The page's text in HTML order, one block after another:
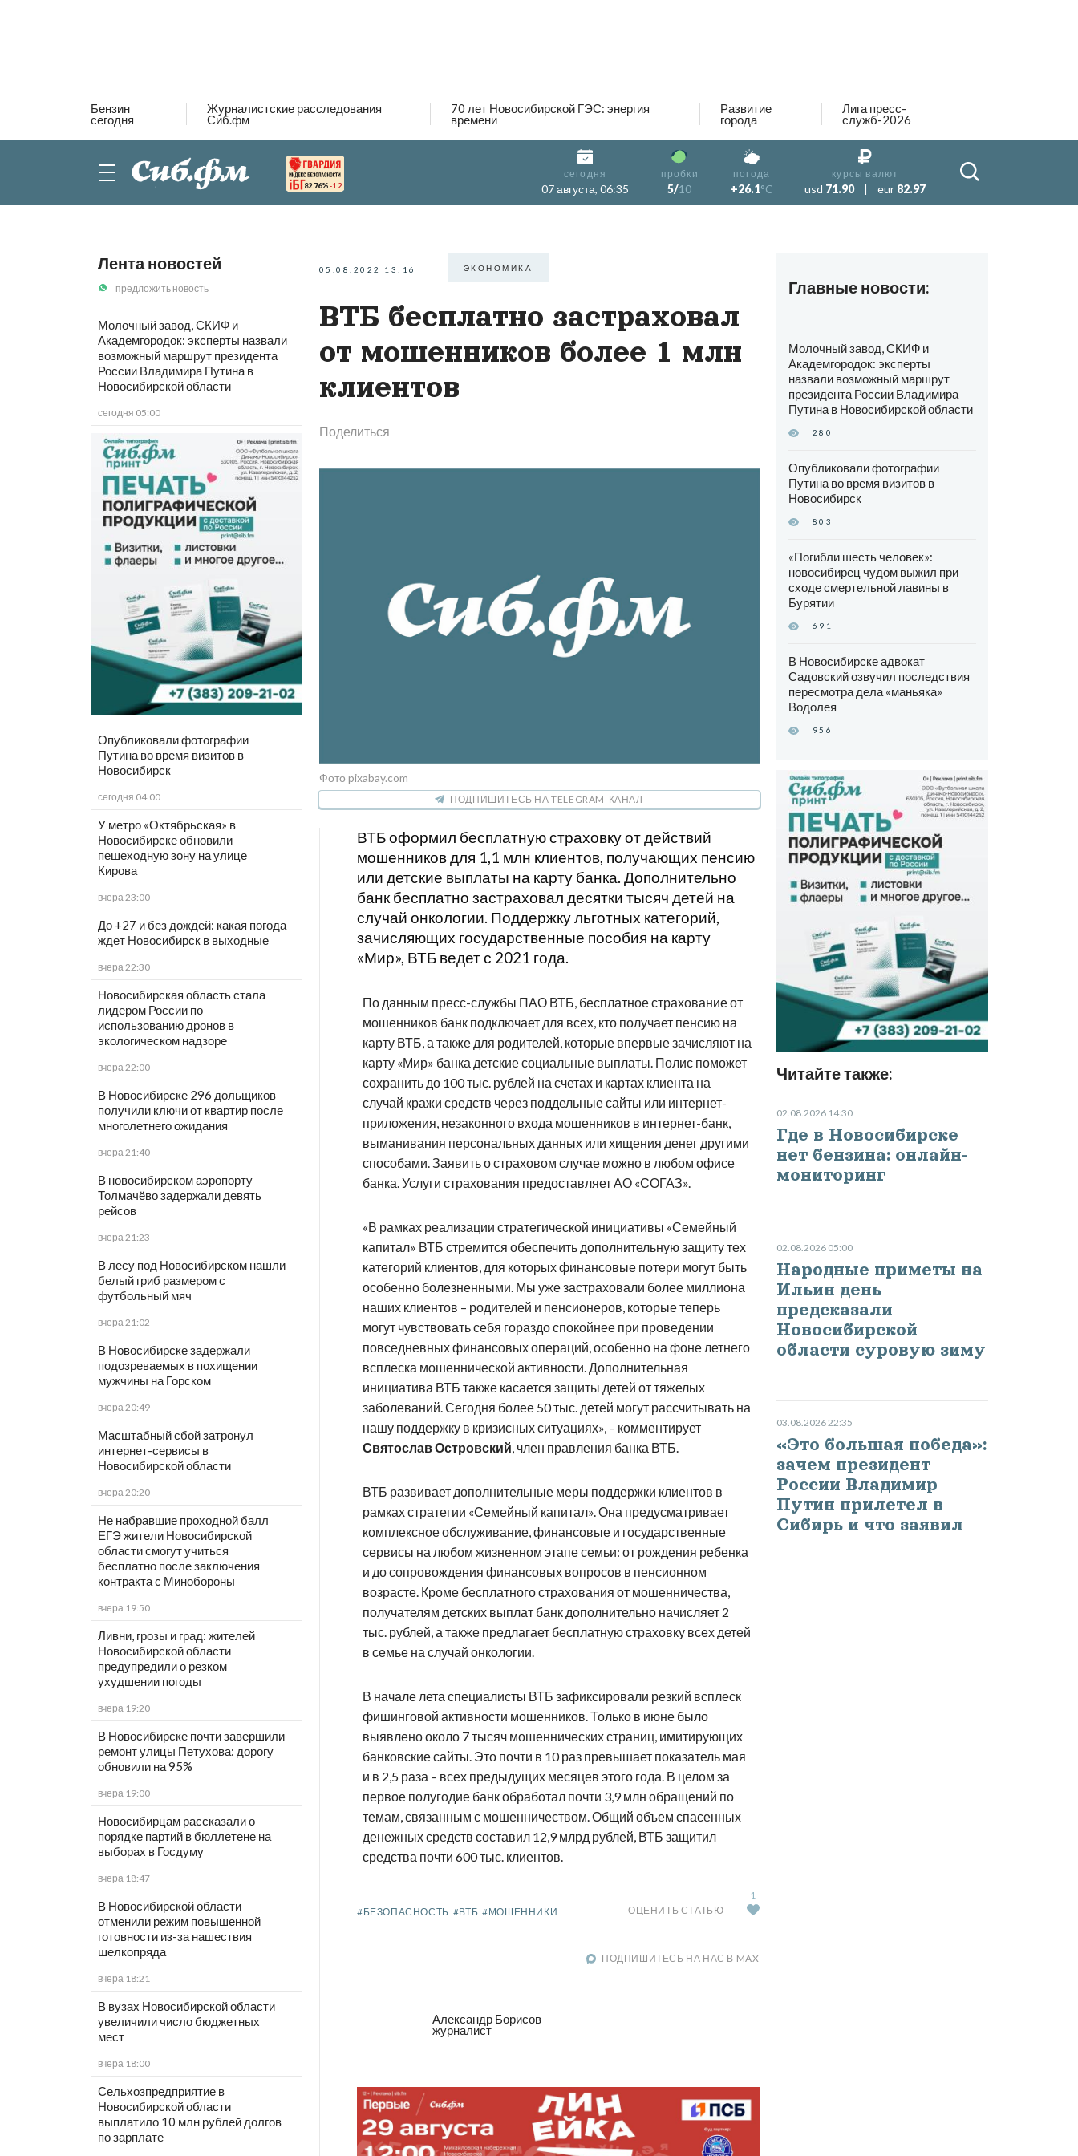
Бензин
сегодня
Журналистские расследования
Сиб.фм
70 лет Новосибирской ГЭС: энергия
времени
Развитие
города
Лига пресс-
служб-2026
82.76% -1.2
сегодня
07 августа, 06:35
пробки
5/10
погода
+26.1°C
курсы валют
usd 71.90 | eur 82.97
Лента новостей
предложить новость
Молочный завод, СКИФ и
Академгородок: эксперты назвали
возможный маршрут президента
России Владимира Путина в
Новосибирской области
сегодня 05:00
Опубликовали фотографии
Путина во время визитов в
Новосибирск
сегодня 04:00
У метро «Октябрьская» в
Новосибирске обновили
пешеходную зону на улице
Кирова
вчера 23:00
До +27 и без дождей: какая погода
ждет Новосибирск в выходные
вчера 22:30
Новосибирская область стала
лидером России по
использованию дронов в
экологическом надзоре
вчера 22:00
В Новосибирске 296 дольщиков
получили ключи от квартир после
многолетнего ожидания
вчера 21:40
В новосибирском аэропорту
Толмачёво задержали девять
рейсов
вчера 21:23
В лесу под Новосибирском нашли
белый гриб размером с
футбольный мяч
вчера 21:02
В Новосибирске задержали
подозреваемых в похищении
мужчины на Горском
вчера 20:49
Масштабный сбой затронул
интернет-сервисы в
Новосибирской области
вчера 20:20
Не набравшие проходной балл
ЕГЭ жители Новосибирской
области смогут учиться
бесплатно после заключения
контракта с Минобороны
вчера 19:50
Ливни, грозы и град: жителей
Новосибирской области
предупредили о резком
ухудшении погоды
вчера 19:20
В Новосибирске почти завершили
ремонт улицы Петухова: дорогу
обновили на 95%
вчера 19:00
Новосибирцам рассказали о
порядке партий в бюллетене на
выборах в Госдуму
вчера 18:47
В Новосибирской области
отменили режим повышенной
готовности из-за нашествия
шелкопряда
вчера 18:21
В вузах Новосибирской области
увеличили число бюджетных
мест
вчера 18:00
Сельхозпредприятие в
Новосибирской области
выплатило 10 млн рублей долгов
по зарплате
05.08.2022 13:16 ЭКОНОМИКА
ВТБ бесплатно застраховал
от мошенников более 1 млн
клиентов
Поделиться
Фото pixabay.com
ПОДПИШИТЕСЬ НА TELEGRAM-КАНАЛ
ВТБ оформил бесплатную страховку от действий
мошенников для 1,1 млн клиентов, получающих пенсию
или детские выплаты на карту банка. Дополнительно
банк бесплатно застраховал десятки тысяч детей на
случай онкологии. Поддержку льготных категорий,
зачисляющих государственные пособия на карту
«Мир», ВТБ ведет с 2021 года.
По данным пресс-службы ПАО ВТБ, бесплатное страхование от
мошенников банк подключает для всех, кто получает пенсию на
карту ВТБ, а также для родителей, которые впервые зачисляют на
карту «Мир» банка детские социальные выплаты. Полис поможет
сохранить до 100 тыс. рублей на счетах и картах клиента на
случай кражи средств через поддельные сайты или интернет-
приложения, незаконного входа мошенников в интернет-банк,
выманивания персональных данных или хищения денег другими
способами. Заявить о страховом случае можно в любом офисе
банка. Услуги страхования предоставляет АО «СОГАЗ».
«В рамках реализации стратегической инициативы «Семейный
капитал» ВТБ стремится обеспечить дополнительную защиту тех
категорий клиентов, для которых финансовые потери могут быть
особенно болезненными. Мы уже застраховали более миллиона
наших клиентов – родителей и пенсионеров, которые теперь
могут чувствовать себя гораздо спокойнее при проведении
повседневных финансовых операций, особенно на фоне летнего
всплеска мошеннической активности. Дополнительная
инициатива ВТБ также касается защиты детей от тяжелых
заболеваний. Сегодня более 50 тыс. детей могут рассчитывать на
нашу поддержку в кризисных ситуациях», – комментирует
Святослав Островский, член правления банка ВТБ.
ВТБ развивает дополнительные меры поддержки клиентов в
рамках стратегии «Семейный капитал». Она предусматривает
комплексное обслуживание, финансовые и государственные
сервисы на любом жизненном этапе семьи: от рождения ребенка
и до сопровождения финансовых вопросов в пенсионном
возрасте. Кроме бесплатного страхования от мошенничества,
получателям детских выплат банк дополнительно начисляет 2
тыс. рублей, а также предлагает бесплатную страховку всех детей
в семье на случай онкологии.
В начале лета специалисты ВТБ зафиксировали резкий всплеск
фишинговой активности мошенников. Только в июне было
выявлено около 7 тысяч мошеннических страниц, имитирующих
банковские сайты. Это почти в 10 раз превышает показатель мая
и в 2,5 раза – всех предыдущих месяцев этого года. В целом за
первое полугодие банк обработал почти 3,9 млн обращений по
темам, связанным с мошенничеством. Общий объем спасенных
денежных средств составил 12,9 млрд рублей, ВТБ защитил
средства почти 600 тыс. клиентов.
#БЕЗОПАСНОСТЬ #ВТБ #МОШЕННИКИ ОЦЕНИТЬ СТАТЬЮ
1
ПОДПИШИТЕСЬ НА НАС В MAX
Александр Борисов
журналист
Главные новости:
Молочный завод, СКИФ и
Академгородок: эксперты
назвали возможный маршрут
президента России Владимира
Путина в Новосибирской области
280
Опубликовали фотографии
Путина во время визитов в
Новосибирск
803
«Погибли шесть человек»:
новосибирец чудом выжил при
сходе смертельной лавины в
Бурятии
691
В Новосибирске адвокат
Садовский озвучил последствия
пересмотра дела «маньяка»
Водолея
956
Читайте также:
02.08.2026 14:30
Где в Новосибирске
нет бензина: онлайн-
мониторинг
02.08.2026 05:00
Народные приметы на
Ильин день
предсказали
Новосибирской
области суровую зиму
03.08.2026 22:35
«Это большая победа»:
зачем президент
России Владимир
Путин прилетел в
Сибирь и что заявил